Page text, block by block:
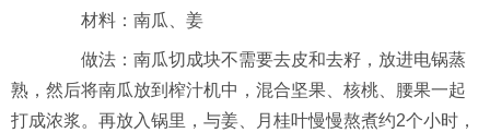
材料：南瓜、姜
做法：南瓜切成块不需要去皮和去籽，放进电锅蒸
熟，然后将南瓜放到榨汁机中，混合坚果、核桃、腰果一起
打成浓浆。再放入锅里，与姜、月桂叶慢慢熬煮约2个小时，